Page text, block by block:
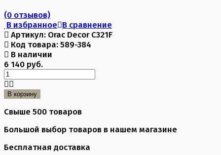
(0 отзывов)
В избранное В сравнение
Артикул: Orac Decor C321F
Код товара: 589-384
В наличии
6 140 руб.
В корзину
Свыше 500 товаров
Большой выбор товаров в нашем магазине
Бесплатная доставка